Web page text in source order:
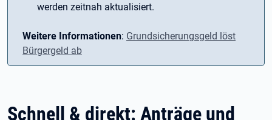
werden zeitnah aktualisiert.
Weitere Informationen: Grundsicherungsgeld löst
Bürgergeld ab
Schnell & direkt: Anträge und